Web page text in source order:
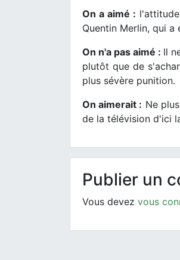
On a aimé :
Quentin Merlin, qui
On n'a pas aimé : Il
plutôt que de
plus sévère punition.
On aimerait : Ne
de la télévision d'ici
Publier un
Vous devez vous